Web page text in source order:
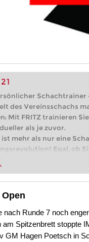
Schachtrainer
des Vereinsschachs
Mit FRITZ trainieren
als je zuvor.
ist mehr als nur eine
Egal, ob
machen oder
nach Runde 7 noch
am Spitzenbrett stoppte
GM Hagen Poetsch in